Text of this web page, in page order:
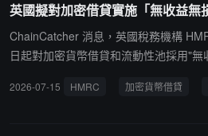
需納稅。虛擬資產需按稅務局認可的交
和企業需保留完整的交易記錄，虛擬資
告大額或可疑交易。SEC 繼續監管證券
循總統 Bola Tinubu 關於建立虛擬資產
英國擬對加密借貸實施「無收益無
ChainCatcher 消息，英國稅務機構
日起對加密貨幣借貸和流動性池採用"
2026-07-15 HMRC 加密貨幣借貸